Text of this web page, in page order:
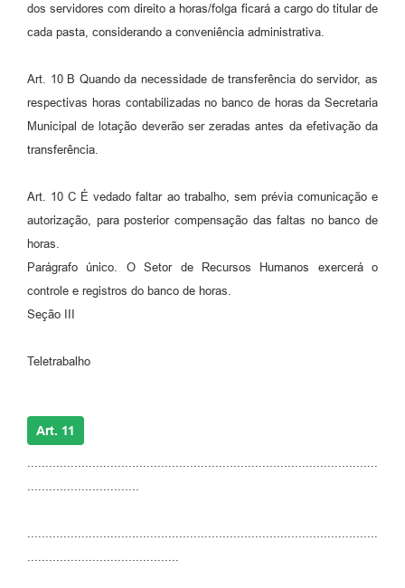
dos servidores com direito a horas/folga ficará a cargo do titular de
cada pasta, considerando a conveniência administrativa.
Art. 10 B Quando da necessidade de transferência do servidor, as
respectivas horas contabilizadas no banco de horas da Secretaria
Municipal de lotação deverão ser zeradas antes da efetivação da
transferência.
Art. 10 C É vedado faltar ao trabalho, sem prévia comunicação e
autorização, para posterior compensação das faltas no banco de
horas.
Parágrafo único. O Setor de Recursos Humanos exercerá o
controle e registros do banco de horas.
Seção III
Teletrabalho
Art. 11